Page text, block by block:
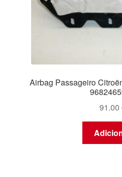
Airbag Passageiro
91.00